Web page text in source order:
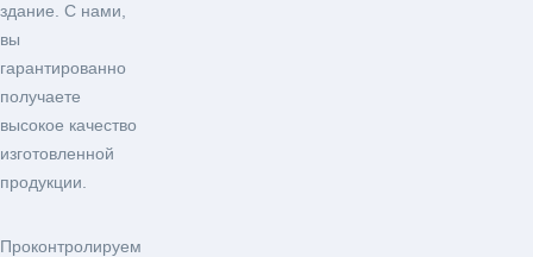
здание. С нами,
вы
гарантированно
получаете
высокое качество
изготовленной
продукции.
Проконтролируем